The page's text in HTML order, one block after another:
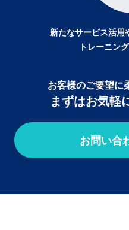
新たなサービス活用
トレーニン
お客様のご要望に
まずはお気軽
お問い合